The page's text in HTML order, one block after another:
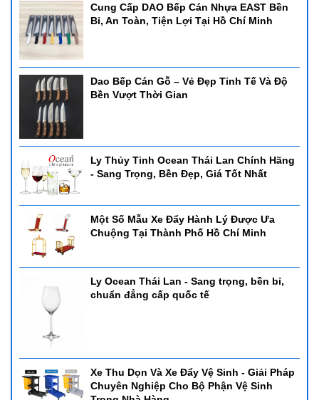
Cung Cấp DAO Bếp Cán Nhựa EAST Bền
Bỉ, An Toàn, Tiện Lợi Tại Hồ Chí Minh
Dao Bếp Cán Gỗ – Vẻ Đẹp Tinh Tế Và Độ
Bền Vượt Thời Gian
Ly Thủy Tinh Ocean Thái Lan Chính Hãng
- Sang Trọng, Bền Đẹp, Giá Tốt Nhất
Một Số Mẫu Xe Đẩy Hành Lý Được Ưa
Chuộng Tại Thành Phố Hồ Chí Minh
Ly Ocean Thái Lan - Sang trọng, bền bỉ,
chuẩn đẳng cấp quốc tế
Xe Thu Dọn Và Xe Đẩy Vệ Sinh - Giải Pháp
Chuyên Nghiệp Cho Bộ Phận Vệ Sinh